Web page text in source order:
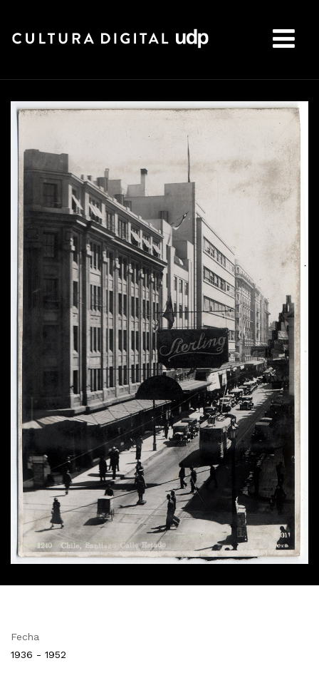
Fecha
1936 - 1952